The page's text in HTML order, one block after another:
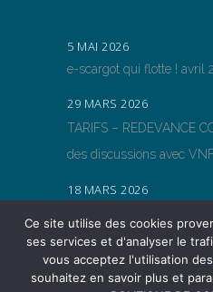
5 MAI 2026
e-scargot qui flotte ! avril
29 MARS 2026
TARIFS – REDEVANCE
des discussions avec
18 MARS 2026
des discussions avec
Ce site utilise des cookies
ses services et d'analyser le
vous acceptez l'utilisation
souhaitez en savoir plus et